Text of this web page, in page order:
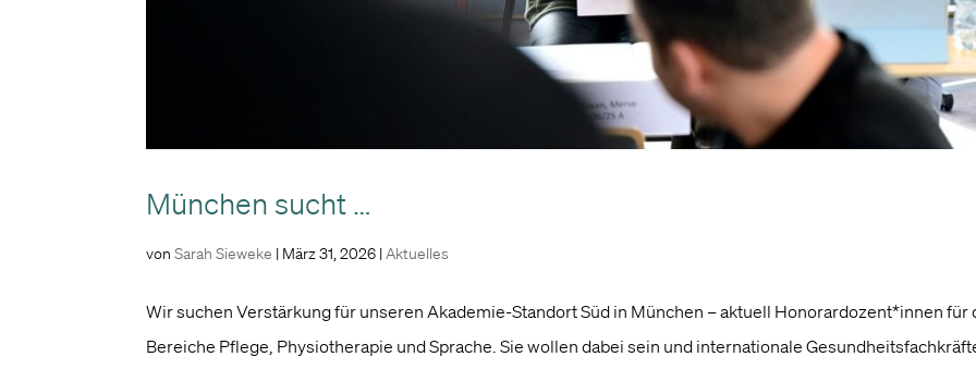
München sucht …
vonSarah Sieweke | März 31, 2026 |Aktuelles
Wir suchen Verstärkung für unseren Akademie-Standort Süd in München – aktuell Honorardozent*innen für
Bereiche Pflege, Physiotherapie und Sprache. Sie wollen dabei sein und internationale